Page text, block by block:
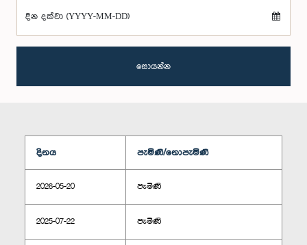
දින දක්වා (YYYY-MM-DD)
සොයන්න
දිනය පැමිණි/නොපැමිණි
2026-05-20 පැමිණි
2025-07-22 පැමිණි